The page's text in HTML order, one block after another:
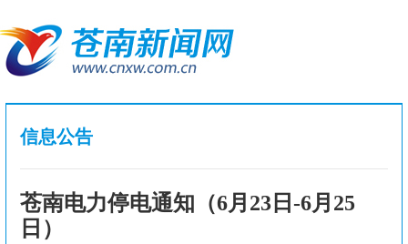
信息公告
苍南电力停电通知（6月23日-6月25
日）